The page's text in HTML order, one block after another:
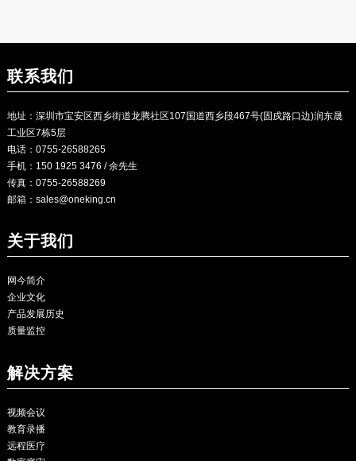
联系我们
地址：深圳市宝安区西乡街道龙腾社区107国道西乡段467号(固戍路口边)润东晟
工业区7栋5层
电话：0755-26588265
手机：150 1925 3476 / 余先生
传真：0755-26588269
邮箱： sales@oneking.cn
关于我们
网今简介
企业文化
产品发展历史
质量监控
解决方案
视频会议
教育录播
远程医疗